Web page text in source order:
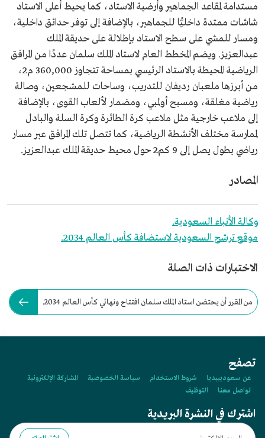
مستدامة لمقاعد الجماهير وأرضية الاستاد، كما يحيط أعلى الاستاد
شاشات ممتدة داخليًّا للجماهير، بالإضافة إلى توفر حدائق داخلية،
ومسار للمشي على سطح الاستاد بإطلالة على حديقة الملك
عبدالعزيز. ويضم المخطط العام لاستاد الملك سلمان عددًا من المرافق
الرياضية المحيطة بالاستاد الرئيسي بمساحة تتجاوز 360,000 م2،
من أبرزها ملعبان رديفان للتدريب، وساحات للمشجعين، وصالة
رياضية مغلقة، ومسبح أولمبي، ومضمار لألعاب القوى، بالإضافة
إلى ملاعب خارجية مثل ملاعب كرة الطائرة وكرة السلة والبادل
لممارسة مختلف الأنشطة الرياضية، كما تتصل تلك المرافق عبر مسار
رياضي بطول يصل إلى 9 كم2 حول محيط حديقة الملك عبدالعزيز.
المصادر
وكالة الأنباء السعودية.
موقع ترشح السعودية لاستضافة كأس العالم 2034.
الاختبارات ذات الصلة
من المقرر أن يحتضن استاد الملك سلمان افتتاح ونهائي كأس العالم 2034.
تصفح
عن سعوديبيديا شروط الاستخدام سياسة الخصوصية
المشاركة الإلكترونية
تواصل معنا
التوظيف
اشترك في النشرة البريدية